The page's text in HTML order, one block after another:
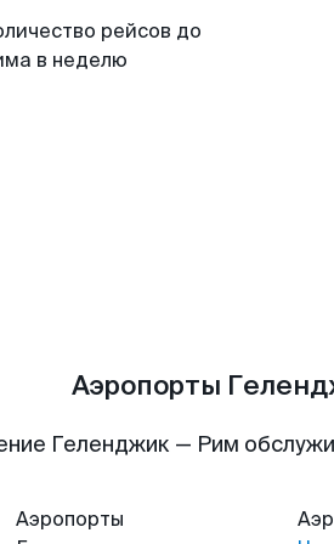
рейсов до
в неделю
Аэропорты
Геленджик — Рим
Аэропорты